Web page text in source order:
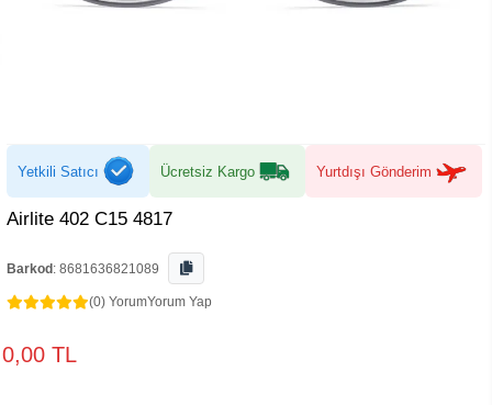
Yetkili Satıcı Ücretsiz Kargo Yurtdışı Gönderim
Airlite 402 C15 4817
Barkod : 8681636821089
(0) YorumYorum Yap
0,00 TL